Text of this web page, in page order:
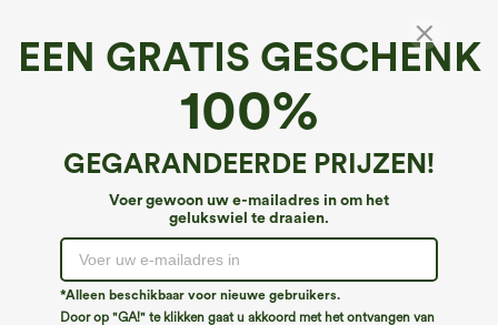
EEN GRATIS GESCHENK
100%
GEGARANDEERDE PRIJZEN!
Voer gewoon uw e-mailadres in om het
gelukswiel te draaien.
*Alleen beschikbaar voor nieuwe gebruikers.
Door op "GA!" te klikken gaat u akkoord met het ontvangen van
Effen fietsshorts met hoge taille en zakken 7''